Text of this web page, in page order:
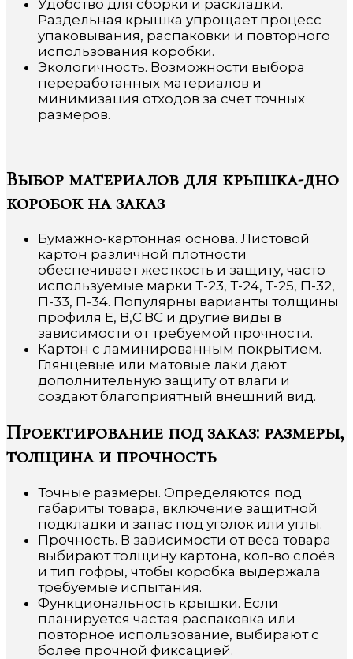
Удобство для сборки и раскладки.
Раздельная крышка упрощает процесс
упаковывания, распаковки и повторного
использования коробки.
Экологичность. Возможности выбора
переработанных материалов и
минимизация отходов за счет точных
размеров.
Выбор материалов для крышка-дно
коробок на заказ
Бумажно-картонная основа. Листовой
картон различной плотности
обеспечивает жесткость и защиту, часто
используемые марки Т-23, Т-24, Т-25, П-32,
П-33, П-34. Популярны варианты толщины
профиля Е, В,С.ВС и другие виды в
зависимости от требуемой прочности.
Картон с ламинированным покрытием.
Глянцевые или матовые лаки дают
дополнительную защиту от влаги и
создают благоприятный внешний вид.
Проектирование под заказ: размеры,
толщина и прочность
Точные размеры. Определяются под
габариты товара, включение защитной
подкладки и запас под уголок или углы.
Прочность. В зависимости от веса товара
выбирают толщину картона, кол-во слоёв
и тип гофры, чтобы коробка выдержала
требуемые испытания.
Функциональность крышки. Если
планируется частая распаковка или
повторное использование, выбирают с
более прочной фиксацией.